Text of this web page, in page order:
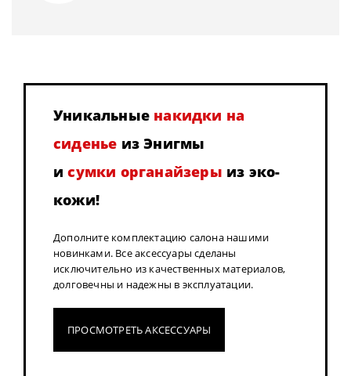
Уникальные накидки на
сиденье из Энигмы
исумки органайзеры из эко-
кожи!
Дополните комплектацию салона нашими
новинками. Все аксессуары сделаны
исключительно из качественных материалов,
долговечны и надежны в эксплуатации.
ПРОСМОТРЕТЬ АКСЕССУАРЫ